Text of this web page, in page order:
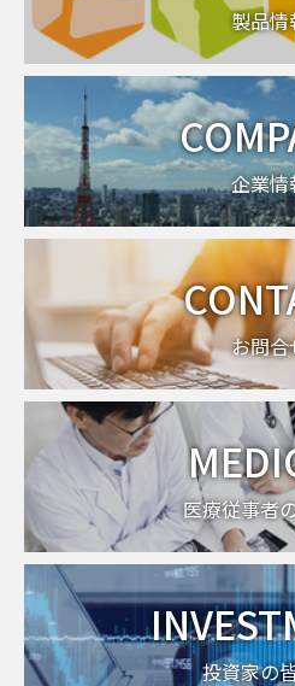
製品情
企業情
お問合
医療従事者
投資家の